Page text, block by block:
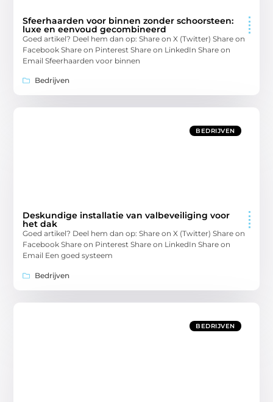
Sfeerhaarden voor binnen zonder schoorsteen:
luxe en eenvoud gecombineerd
Goed artikel? Deel hem dan op: Share on X (Twitter) Share on
Facebook Share on Pinterest Share on LinkedIn Share on
Email Sfeerhaarden voor binnen
Bedrijven
BEDRIJVEN
Deskundige installatie van valbeveiliging voor
het dak
Goed artikel? Deel hem dan op: Share on X (Twitter) Share on
Facebook Share on Pinterest Share on LinkedIn Share on
Email Een goed systeem
Bedrijven
BEDRIJVEN